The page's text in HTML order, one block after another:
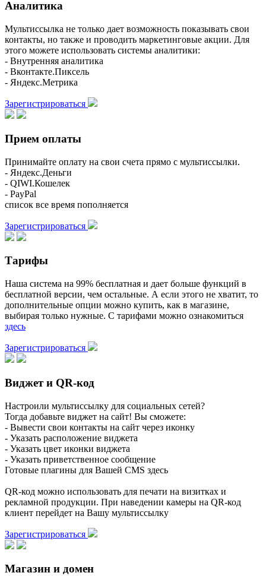
Аналитика
Мультиссылка не только дает возможность показывать свои
контакты, но также и проводить маркетинговые акции. Для
этого можете использовать системы аналитики:
- Внутренняя аналитика
- Вконтакте.Пиксель
- Яндекс.Метрика
Зарегистрироваться
Прием оплаты
Принимайте оплату на свои счета прямо с мультиссылки.
- Яндекс.Деньги
- QIWI.Кошелек
- PayPal
список все время пополняется
Зарегистрироваться
Тарифы
Наша система на 99% бесплатная и дает больше функций в
бесплатной версии, чем остальные. А если этого не хватит, то
дополнительные опции можно купить, как в магазине,
выбирая только нужные. С тарифами можно ознакомиться
здесь
Зарегистрироваться
Виджет и QR-код
Настроили мультиссылку для социальных сетей?
Тогда добавьте виджет на сайт! Вы сможете:
- Вывести свои контакты на сайт через иконку
- Указать расположение виджета
- Указать цвет иконки виджета
- Указать приветственное сообщение
Готовые плагины для Вашей CMS здесь
QR-код можно использовать для печати на визитках и
рекламной продукции. При наведении камеры на QR-код
клиент перейдет на Вашу мультиссылку
Зарегистрироваться
Магазин и домен